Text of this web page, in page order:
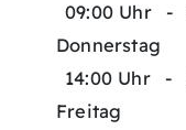
09:00 Uhr
-
Donnerstag
14:00 Uhr
-
Freitag